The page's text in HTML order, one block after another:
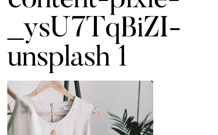
_ysU7TqBiZI-
unsplash 1